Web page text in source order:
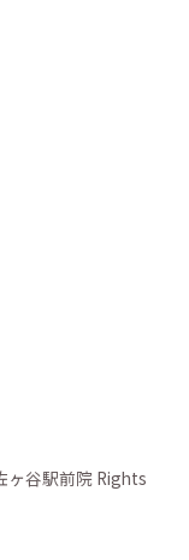
谷駅前院 Rights